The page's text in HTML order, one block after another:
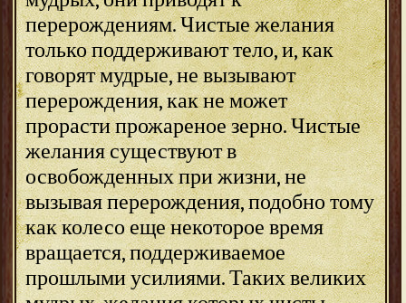
перерождениям. Чистые желания
только поддерживают тело, и, как
говорят мудрые, не вызывают
перерождения, как не может
прорасти прожареное зерно. Чистые
желания существуют в
освобожденных при жизни, не
вызывая перерождения, подобно тому
как колесо еще некоторое время
вращается, поддерживаемое
прошлыми усилиями. Таких великих